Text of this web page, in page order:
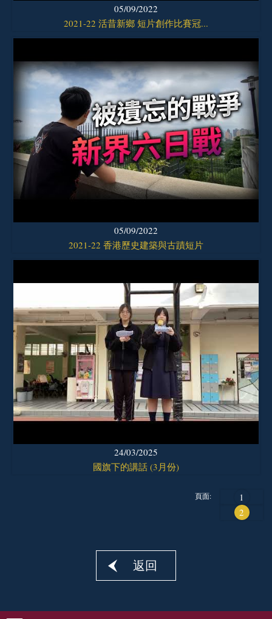
05/09/2022
2021-22 活昔新鄉 短片創作比賽冠...
05/09/2022
2021-22 香港歷史建築與古蹟短片
24/03/2025
國旗下的講話 (3月份)
頁面:
1
2
返回